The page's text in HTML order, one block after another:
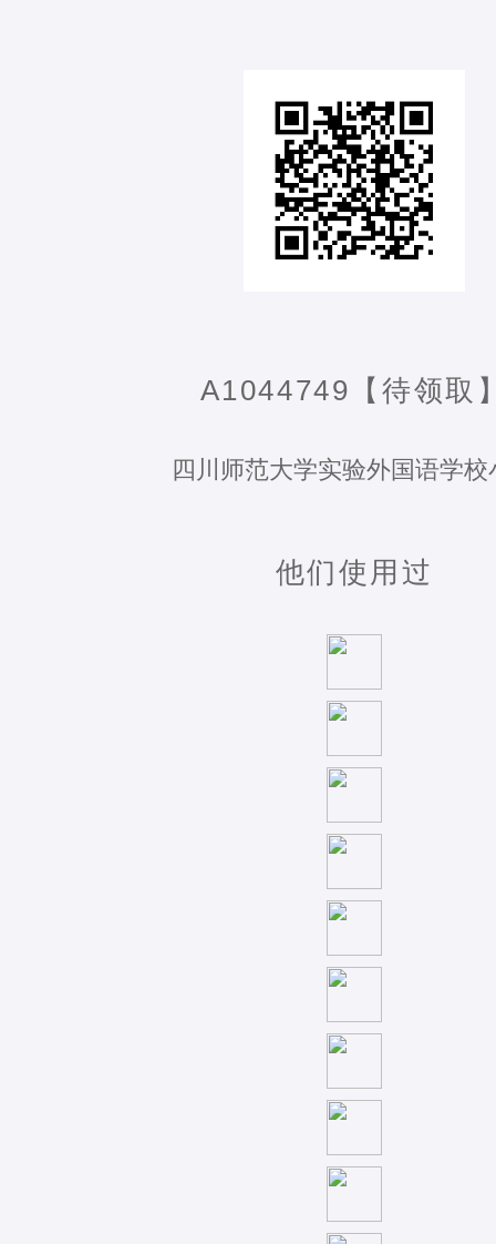
A1044749【待领取
四川师范大学实验外国语学校
他们使用过